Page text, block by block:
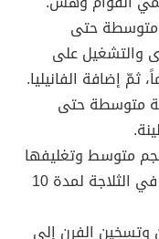
متوسطة حتى
والتشغيل على
إضافة الفانيليا.
متوسطة حتى
متوسط وتغليفها
بقطعة من النايلون ووضع العجينة في الثلاجة لمدة 10
وتسخين الفرن إلى